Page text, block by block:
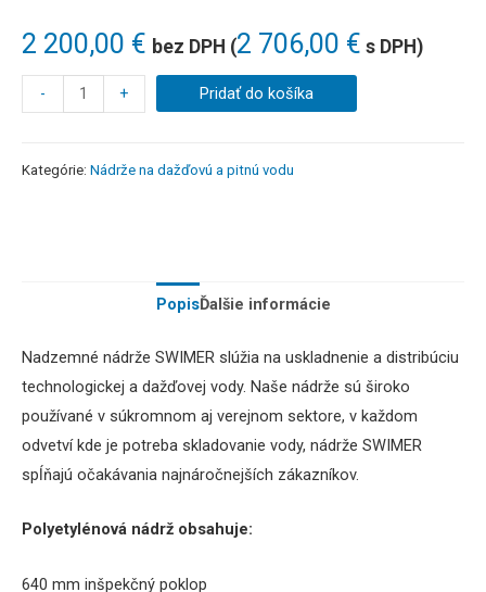
2 200,00 € bez DPH (2 706,00 € s DPH)
- + Pridať do košíka
Kategórie: Nádrže na dažďovú a pitnú vodu
PopisĎalšie informácie
Nadzemné nádrže SWIMER slúžia na uskladnenie a distribúciu
technologickej a dažďovej vody. Naše nádrže sú široko
používané v súkromnom aj verejnom sektore, v každom
odvetví kde je potreba skladovanie vody, nádrže SWIMER
spĺňajú očakávania najnáročnejších zákazníkov.
Polyetylénová nádrž obsahuje:
640 mm inšpekčný poklop